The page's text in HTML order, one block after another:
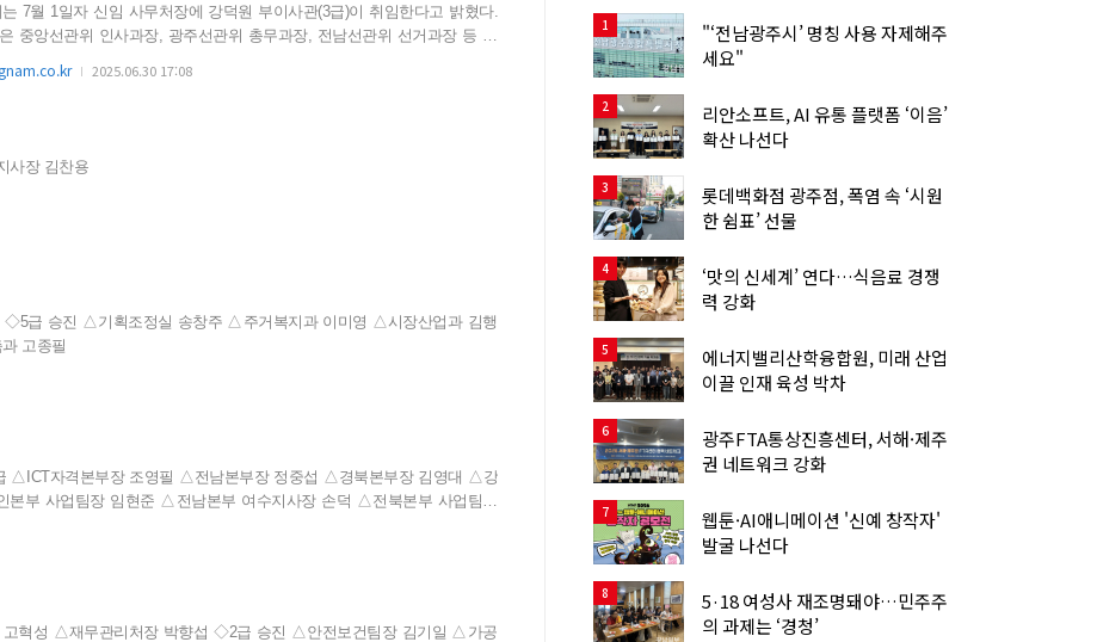
7월 1일자 신임 사무처장에 강덕원 부이사관(3급)이 취임한다고 밝혔다.
중앙선관위 인사과장, 광주선관위 총무과장, 전남선관위 선거과장 등 다
2025.06.30 17:08
광주지사장 김찬용
고종필
1
"‘전남광주시’ 명칭 사용 자제해주
세요"
2
리안소프트, AI 유통 플랫폼 ‘이음’
확산 나선다
3
롯데백화점 광주점, 폭염 속 ‘시원
한 쉼표’ 선물
4
‘맛의 신세계’ 연다…식음료 경쟁
력 강화
5
에너지밸리산학융합원, 미래 산업
이끌 인재 육성 박차
6
광주FTA통상진흥센터, 서해·제주
권 네트워크 강화
7
웹툰·AI애니메이션 '신예 창작자'
발굴 나선다
8
5·18 여성사 재조명돼야…민주주
의 과제는 ‘경청’